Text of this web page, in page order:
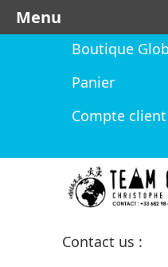
Boutique
Panier
Compte client
Contact us :
Menu